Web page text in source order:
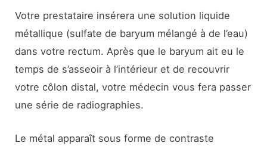
Votre prestataire insérera une solution liquide
métallique (sulfate de baryum mélangé à de l’eau)
dans votre rectum. Après que le baryum ait eu le
temps de s’asseoir à l’intérieur et de recouvrir
votre côlon distal, votre médecin vous fera passer
une série de radiographies.
Le métal apparaît sous forme de contraste